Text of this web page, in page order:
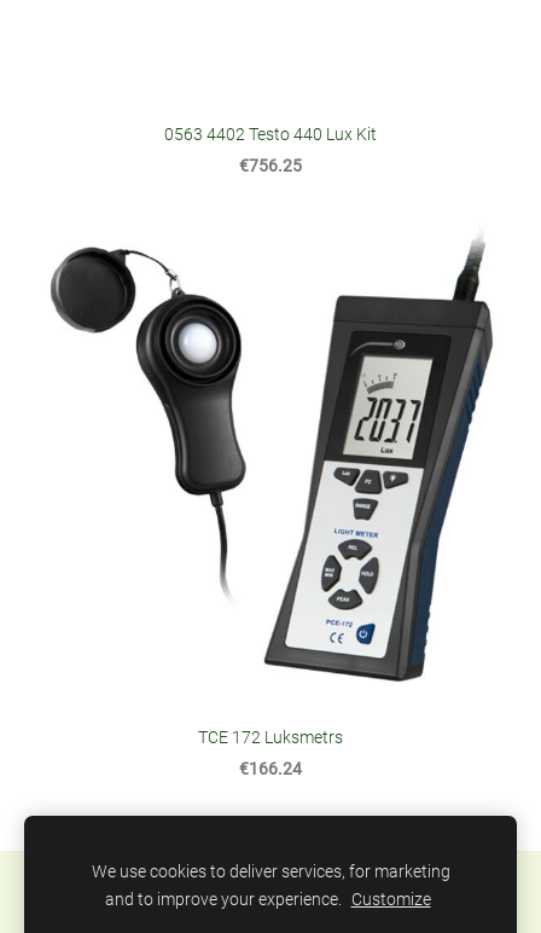
0563 4402 Testo 440 Lux Kit
€756.25
TCE 172 Luksmetrs
€166.24
Sīkdatnes
We use cookies to deliver services, for marketing
and to improve your experience. Customize